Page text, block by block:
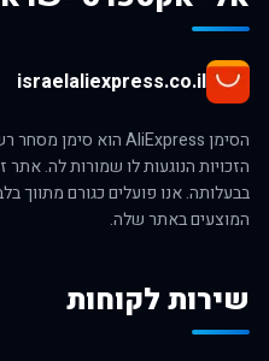
israelaliexpress.co.il
בבעלותה. אנו פועלים כגורם מתווך
המוצעים באתר שלה.
שירות לקוחות